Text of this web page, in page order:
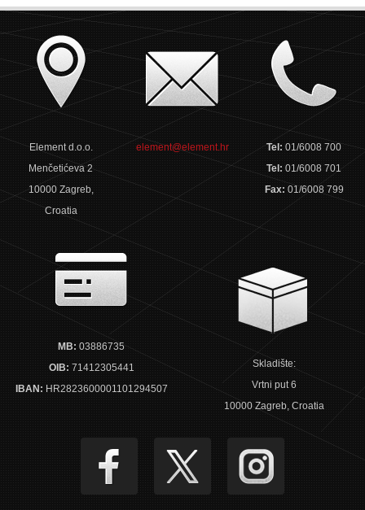
Element d.o.o.
Menčetićeva 2
10000 Zagreb,
Croatia
element@element.hr Tel:01/6008 700
Tel:01/6008 701
Fax: 01/6008 799
MB: 03886735
OIB: 71412305441
IBAN: HR2823600001101294507
Skladište:
Vrtni put 6
10000 Zagreb, Croatia